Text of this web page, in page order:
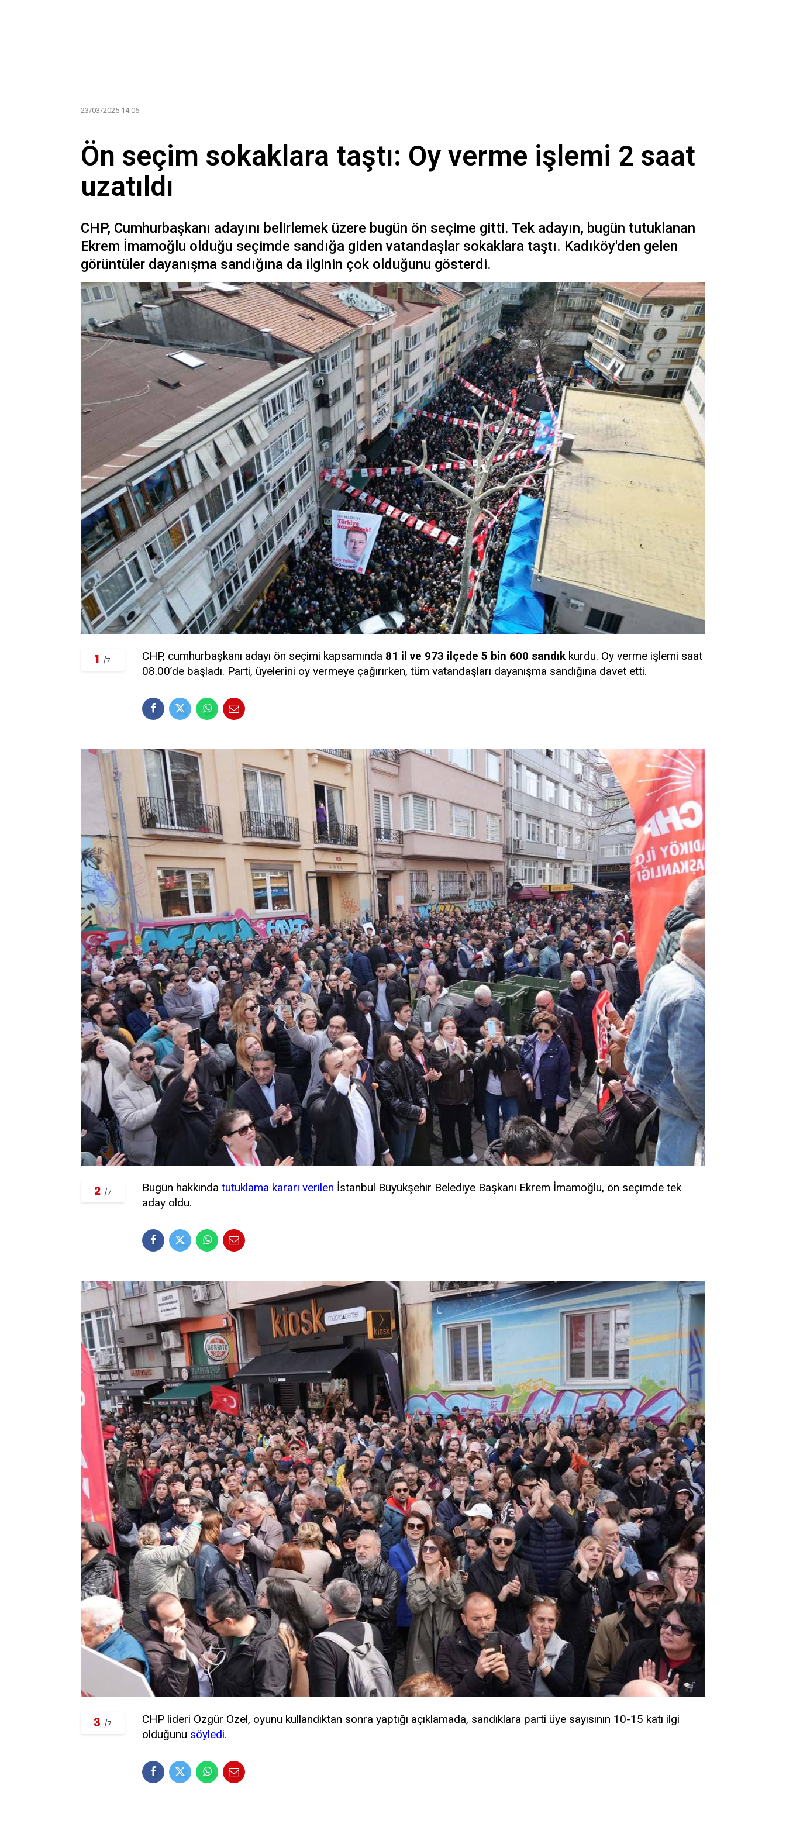
23/03/2025 14:06
Ön seçim sokaklara taştı: Oy verme işlemi 2 saat
uzatıldı
CHP, Cumhurbaşkanı adayını belirlemek üzere bugün ön seçime gitti. Tek adayın, bugün tutuklanan
Ekrem İmamoğlu olduğu seçimde sandığa giden vatandaşlar sokaklara taştı. Kadıköy'den gelen
görüntüler dayanışma sandığına da ilginin çok olduğunu gösterdi.
1 /7 CHP, cumhurbaşkanı adayı ön seçimi kapsamında 81 il ve 973 ilçede 5 bin 600 sandıkkurdu. Oy verme işlemi saat
08.00’de başladı. Parti, üyelerini oy vermeye çağırırken, tüm vatandaşları dayanışma sandığına davet etti.
2 /7 Bugün hakkında tutuklama kararı verilen İstanbul Büyükşehir Belediye Başkanı Ekrem İmamoğlu, ön seçimde tek
aday oldu.
3 /7
CHP lideri Özgür Özel, oyunu kullandıktan sonra yaptığı açıklamada, sandıklara parti üye sayısının 10-15 katı ilgi
olduğunu söyledi.